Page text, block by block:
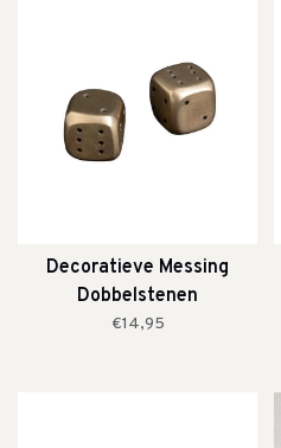
Decoratieve Messing
Dobbelstenen
€14,95